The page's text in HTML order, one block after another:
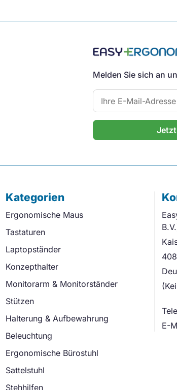
Melden Sie sich an
Kategorien
Ergonomische Maus
Tastaturen
Laptopständer
Konzepthalter
Monitorarm & Monitorständer
Stützen
Halterung & Aufbewahrung
Beleuchtung
Ergonomische Bürostuhl
Sattelstuhl
Stehhilfen
E-